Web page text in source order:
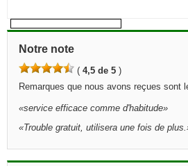
Notre note
( 4,5 de 5 )
Remarques que nous avons reçues sont
«service efficace comme d'habitude»
«Trouble gratuit, utilisera une fois de plus.